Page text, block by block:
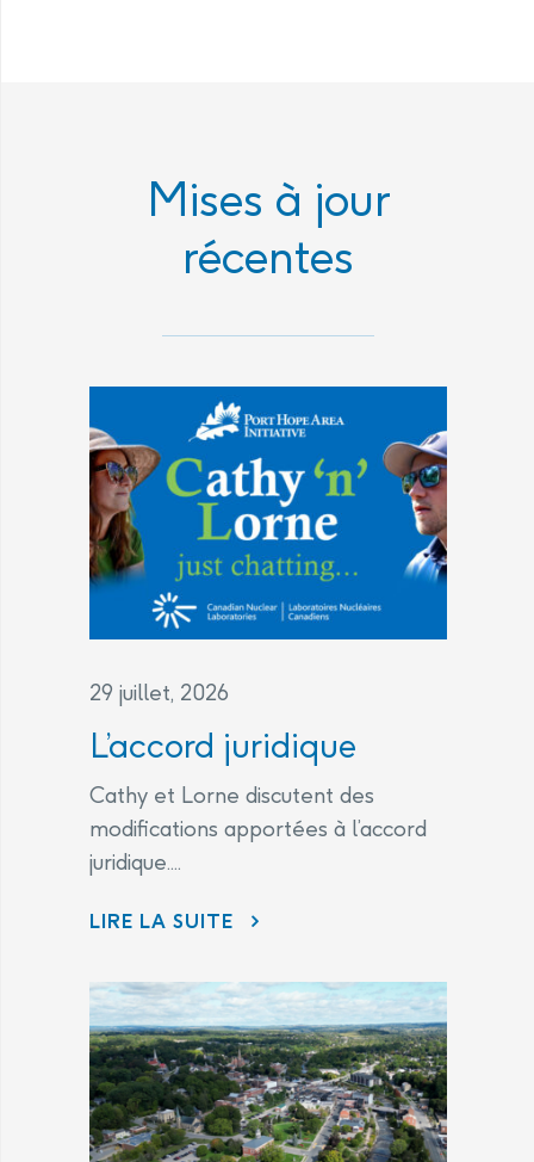
Mises à jour
récentes
29 juillet, 2026
L’accord juridique
Cathy et Lorne discutent des
modifications apportées à l’accord
juridique....
LIRE LA SUITE